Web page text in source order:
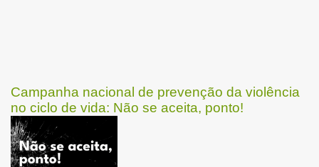
Campanha nacional de prevenção da violência
no ciclo de vida: Não se aceita, ponto!